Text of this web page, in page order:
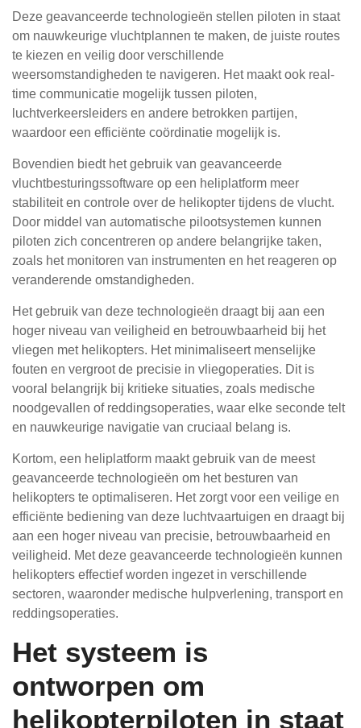
Deze geavanceerde technologieën stellen piloten in staat
om nauwkeurige vluchtplannen te maken, de juiste routes
te kiezen en veilig door verschillende
weersomstandigheden te navigeren. Het maakt ook real-
time communicatie mogelijk tussen piloten,
luchtverkeersleiders en andere betrokken partijen,
waardoor een efficiënte coördinatie mogelijk is.
Bovendien biedt het gebruik van geavanceerde
vluchtbesturingssoftware op een heliplatform meer
stabiliteit en controle over de helikopter tijdens de vlucht.
Door middel van automatische pilootsystemen kunnen
piloten zich concentreren op andere belangrijke taken,
zoals het monitoren van instrumenten en het reageren op
veranderende omstandigheden.
Het gebruik van deze technologieën draagt bij aan een
hoger niveau van veiligheid en betrouwbaarheid bij het
vliegen met helikopters. Het minimaliseert menselijke
fouten en vergroot de precisie in vliegoperaties. Dit is
vooral belangrijk bij kritieke situaties, zoals medische
noodgevallen of reddingsoperaties, waar elke seconde telt
en nauwkeurige navigatie van cruciaal belang is.
Kortom, een heliplatform maakt gebruik van de meest
geavanceerde technologieën om het besturen van
helikopters te optimaliseren. Het zorgt voor een veilige en
efficiënte bediening van deze luchtvaartuigen en draagt bij
aan een hoger niveau van precisie, betrouwbaarheid en
veiligheid. Met deze geavanceerde technologieën kunnen
helikopters effectief worden ingezet in verschillende
sectoren, waaronder medische hulpverlening, transport en
reddingsoperaties.
Het systeem is
ontworpen om
helikopterpiloten in staat